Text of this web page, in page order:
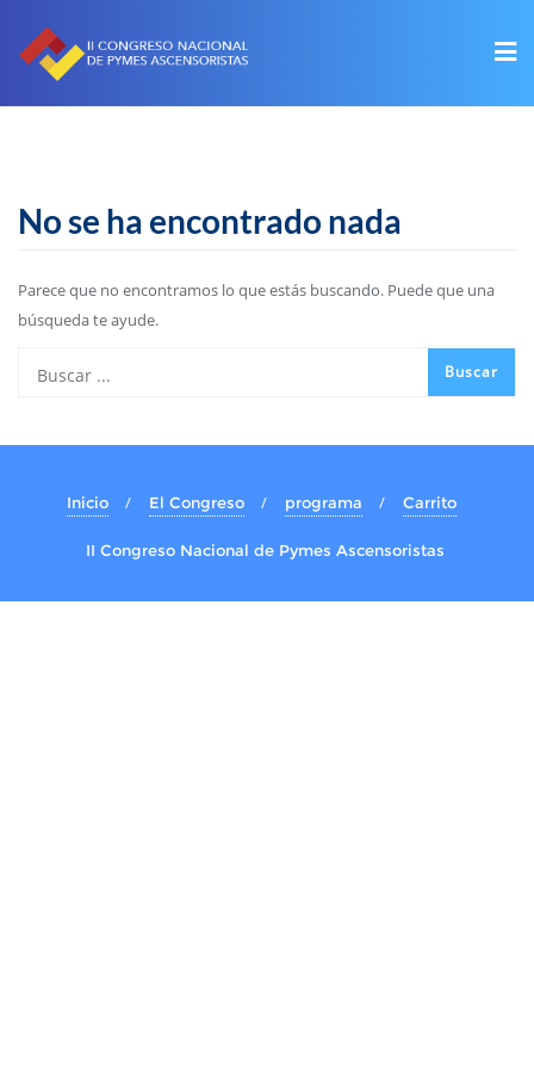
No se ha encontrado nada
Parece que no encontramos lo que estás buscando. Puede que una
búsqueda te ayude.
Inicio El Congreso programa Carrito
II Congreso Nacional de Pymes Ascensoristas